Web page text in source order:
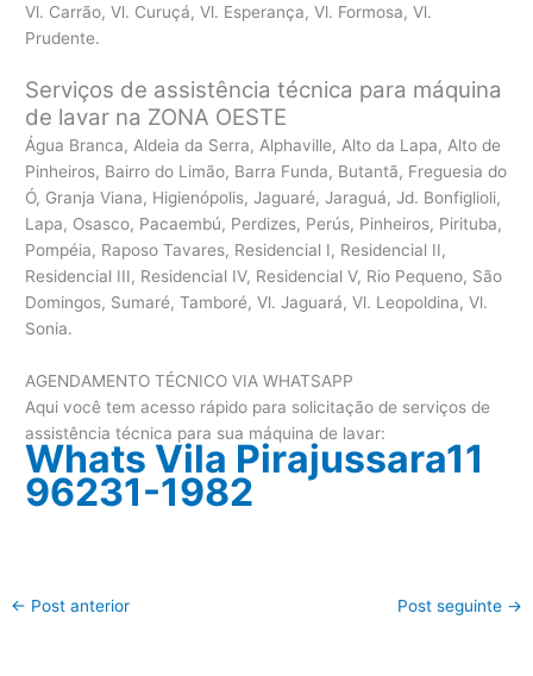
Vl. Carrão, Vl. Curuçá, Vl. Esperança, Vl. Formosa, Vl.
Prudente.
Serviços de assistência técnica para máquina
de lavar na ZONA OESTE
Água Branca, Aldeia da Serra, Alphaville, Alto da Lapa, Alto de
Pinheiros, Bairro do Limão, Barra Funda, Butantã, Freguesia do
Ó, Granja Viana, Higienópolis, Jaguaré, Jaraguá, Jd. Bonfiglioli,
Lapa, Osasco, Pacaembú, Perdizes, Perús, Pinheiros, Pirituba,
Pompéia, Raposo Tavares, Residencial I, Residencial II,
Residencial III, Residencial IV, Residencial V, Rio Pequeno, São
Domingos, Sumaré, Tamboré, Vl. Jaguará, Vl. Leopoldina, Vl.
Sonia.
AGENDAMENTO TÉCNICO VIA WHATSAPP
Aqui você tem acesso rápido para solicitação de serviços de
assistência técnica para sua máquina de lavar:
Whats Vila Pirajussara11
96231-1982
← Post anterior Post seguinte →